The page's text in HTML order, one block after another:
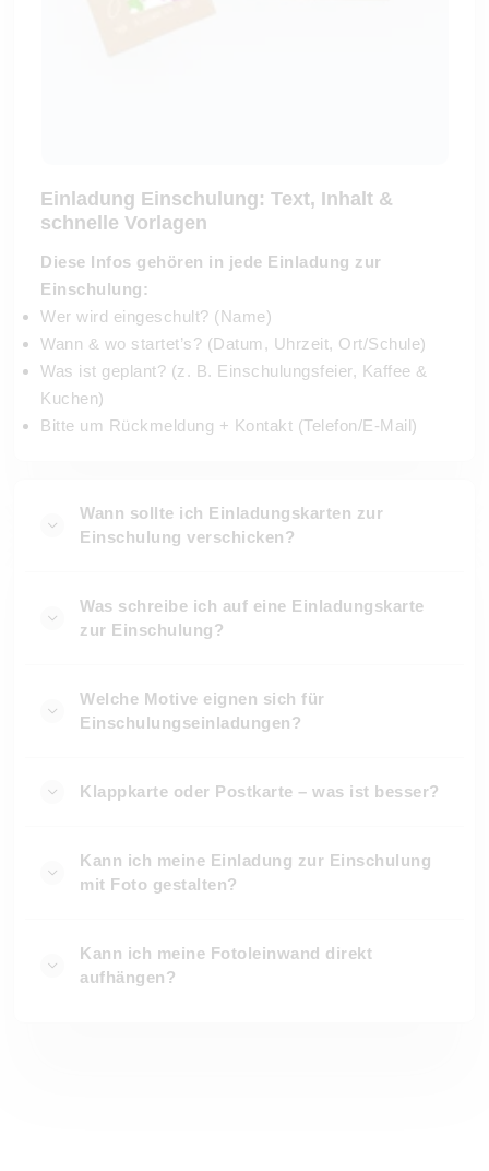
Einladung Einschulung: Text, Inhalt &
schnelle Vorlagen
Diese Infos gehören in jede Einladung zur
Einschulung:
Wer wird eingeschult? (Name)
Wann & wo startet’s? (Datum, Uhrzeit, Ort/Schule)
Was ist geplant? (z. B. Einschulungsfeier, Kaffee &
Kuchen)
Bitte um Rückmeldung + Kontakt (Telefon/E-Mail)
Wann sollte ich Einladungskarten zur
Einschulung verschicken?
Was schreibe ich auf eine Einladungskarte
zur Einschulung?
Welche Motive eignen sich für
Einschulungseinladungen?
Klappkarte oder Postkarte – was ist besser?
Kann ich meine Einladung zur Einschulung
mit Foto gestalten?
Kann ich meine Fotoleinwand direkt
aufhängen?